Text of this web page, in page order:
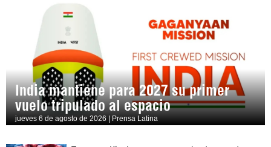
India mantiene para 2027 su primer
vuelo tripulado al espacio
jueves 6 de agosto de 2026 | Prensa Latina